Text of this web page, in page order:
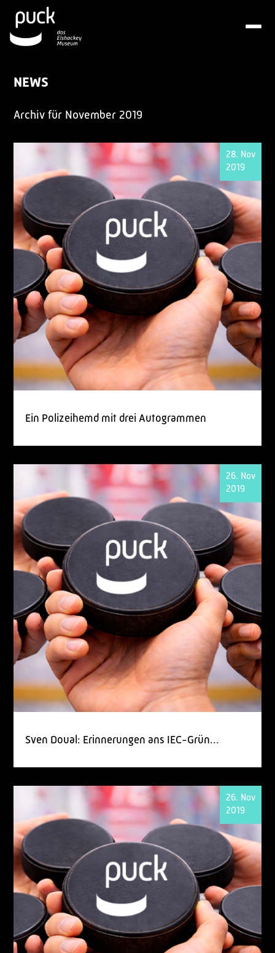
NEWS
Archiv für November 2019
28. Nov
2019
Ein Polizeihemd mit drei Autogrammen
26. Nov
2019
Sven Doual: Erinnerungen ans IEC-Grün...
26. Nov
2019